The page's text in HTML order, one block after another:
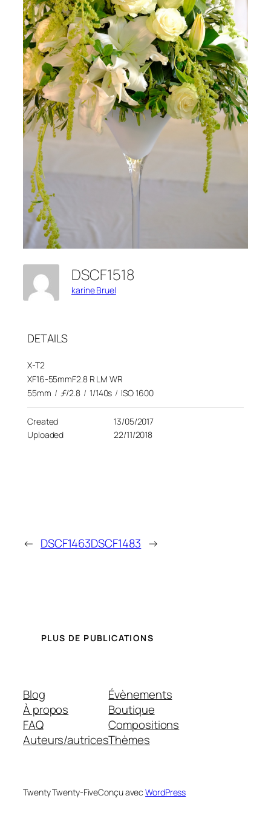
DSCF1518
karine Bruel
DETAILS
X-T2
XF16-55mmF2.8 R LM WR
55mm / ƒ/2.8 / 1/140s / ISO 1600
Created
13/05/2017
Uploaded
22/11/2018
← DSCF1463DSCF1483 →
PLUS DE PUBLICATIONS
Blog
À propos
FAQ
Auteurs/autrices
Évènements
Boutique
Compositions
Thèmes
Twenty Twenty-FiveConçu avecWordPress